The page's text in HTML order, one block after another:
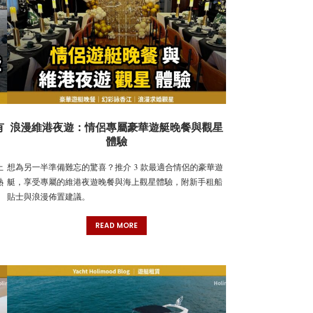
浪漫維港夜遊：情侶專屬豪華遊艇晚餐與觀星
體驗
想為另一半準備難忘的驚喜？推介 3 款最適合情侶的豪華遊
艇，享受專屬的維港夜遊晚餐與海上觀星體驗，附新手租船
貼士與浪漫佈置建議。
READ MORE